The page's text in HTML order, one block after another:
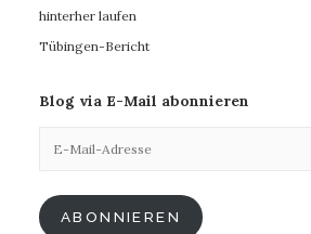
hinterher laufen
Tübingen-Bericht
Blog via E-Mail abonnieren
Mail-
ABONNIEREN